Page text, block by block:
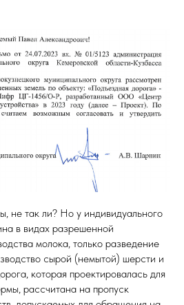
не так ли? Но у индивидуального
в видах разрешенной
молока, только разведение
сырой (немытой) шерсти и
которая проектировалась для
рассчитана на пропуск